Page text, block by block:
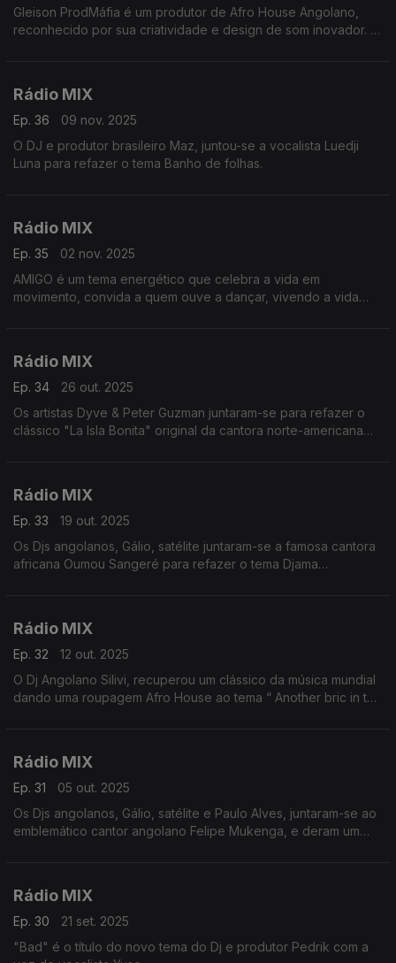
Gleison ProdMáfia é um produtor de Afro House Angolano,
reconhecido por sua criatividade e design de som inovador. A
Rádio MIX
Ep. 36
09 nov. 2025
O DJ e produtor brasileiro Maz, juntou-se a vocalista Luedji
Luna para refazer o tema Banho de folhas.
Rádio MIX
Ep. 35
02 nov. 2025
AMIGO é um tema energético que celebra a vida em
movimento, convida a quem ouve a dançar, vivendo a vida
Rádio MIX
Ep. 34
26 out. 2025
Os artistas Dyve & Peter Guzman juntaram-se para refazer o
clássico "La Isla Bonita" original da cantora norte-americana
Rádio MIX
Ep. 33
19 out. 2025
Os Djs angolanos, Gálio, satélite juntaram-se a famosa cantora
africana Oumou Sangeré para refazer o tema Djama
Rádio MIX
Ep. 32
12 out. 2025
O Dj Angolano Silivi, recuperou um clássico da música mundial
dando uma roupagem Afro House ao tema “ Another bric in the
Rádio MIX
Ep. 31
05 out. 2025
Os Djs angolanos, Gálio, satélite e Paulo Alves, juntaram-se ao
emblemático cantor angolano Felipe Mukenga, e deram um
Rádio MIX
Ep. 30
21 set. 2025
"Bad" é o título do novo tema do Dj e produtor Pedrik com a